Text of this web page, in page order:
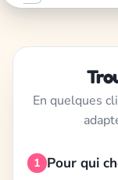
En quelques
1 Pour qui